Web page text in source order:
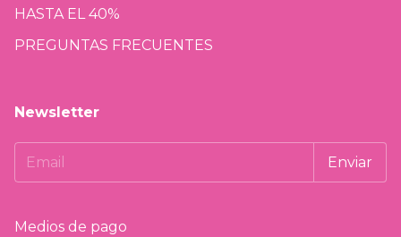
HASTA EL 40%
PREGUNTAS FRECUENTES
Newsletter
Medios de pago